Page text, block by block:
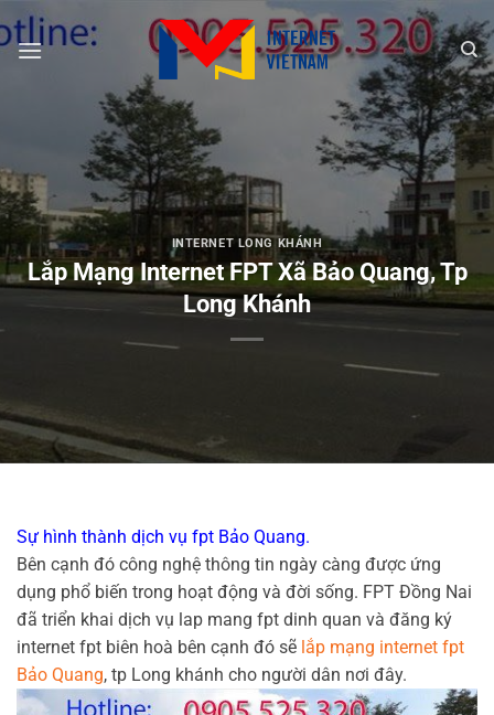
Chuyển
đến
INTERNET LONG KHÁNH
Lắp Mạng Internet FPT Xã Bảo Quang, Tp
Long Khánh
Sự hình thành dịch vụ fpt Bảo Quang.
Bên cạnh đó công nghệ thông tin ngày càng được ứng
dụng phổ biến trong hoạt động và đời sống. FPT Đồng Nai
đã triển khai dịch vụ lap mang fpt dinh quan và đăng ký
internet fpt biên hoà bên cạnh đó sẽ lắp mạng internet fpt
Bảo Quang, tp Long khánh cho người dân nơi đây.